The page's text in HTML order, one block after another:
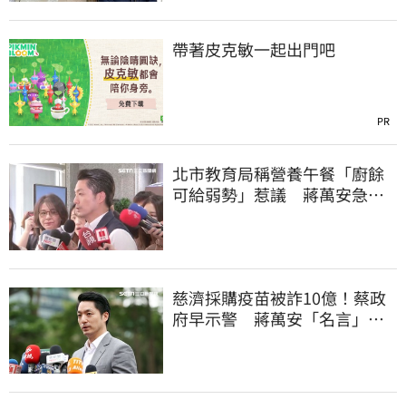
帶著皮克敏一起出門吧
PR
北市教育局稱營養午餐「廚餘
可給弱勢」惹議 蔣萬安急
慈濟採購疫苗被詐10億！蔡政
府早示警 蔣萬安「名言」翻